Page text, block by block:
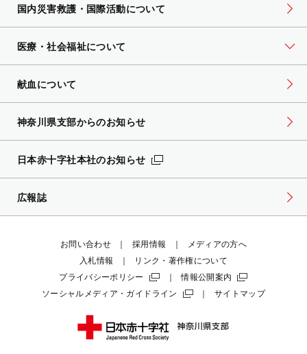
国内災害救護・国際活動について
医療・社会福祉について
献血について
神奈川県支部からのお知らせ
日本赤十字社本社のお知らせ
広報誌
お問い合わせ 採用情報
メディアの方へ
入札情報
リンク・著作権について
プライバシーポリシー
情報公開案内
ソーシャルメディア・ガイドライン
サイトマップ